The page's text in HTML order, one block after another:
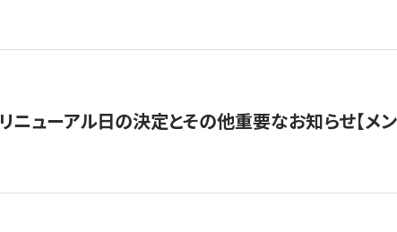
リニューアル日の決定とその他重要なお知らせ【メ